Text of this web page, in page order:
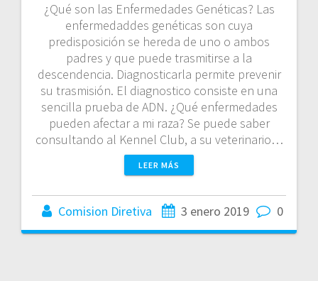
¿Qué son las Enfermedades Genéticas? Las
enfermedaddes genéticas son cuya
predisposición se hereda de uno o ambos
padres y que puede trasmitirse a la
descendencia. Diagnosticarla permite prevenir
su trasmisión. El diagnostico consiste en una
sencilla prueba de ADN. ¿Qué enfermedades
pueden afectar a mi raza? Se puede saber
consultando al Kennel Club, a su veterinario…
LEER MÁS
Comision Diretiva 3 enero 2019 0